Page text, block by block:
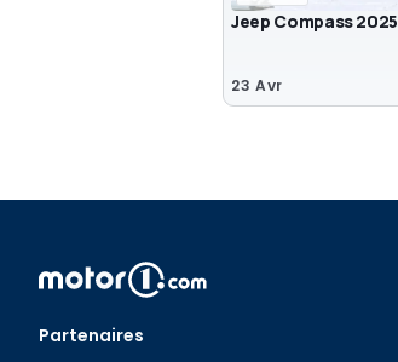
Jeep Compass 2025
23 Avr
Partenaires